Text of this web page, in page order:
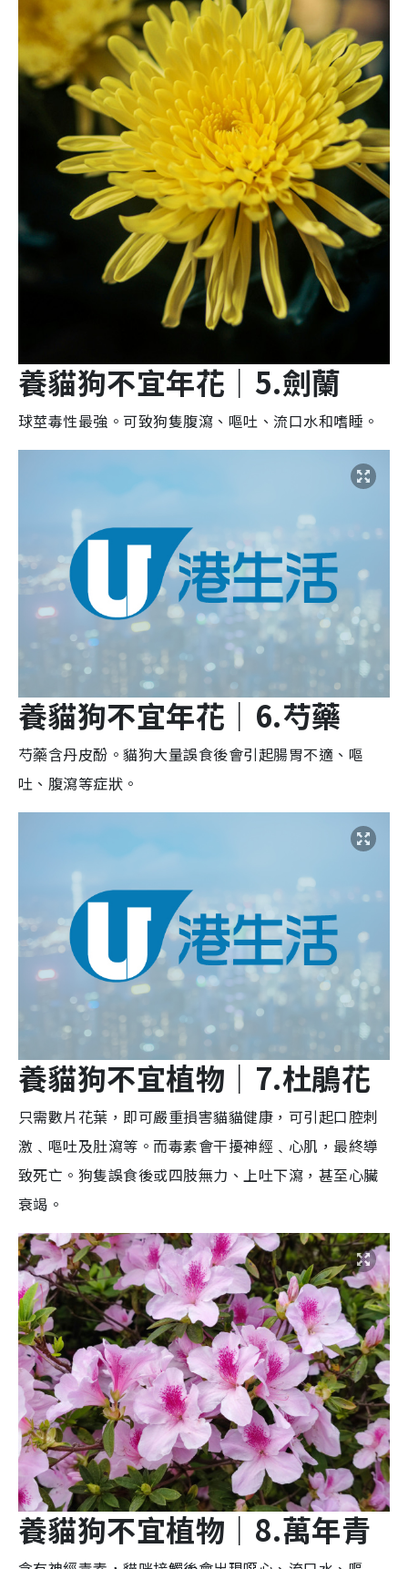
養貓狗不宜年花 ｜5.劍蘭
球莖毒性最強。可致狗隻腹瀉、嘔吐、流口水和嗜睡。
養貓狗不宜年花 ｜6.芍藥
芍藥含丹皮酚。貓狗大量誤食後會引起腸胃不適、嘔
吐、腹瀉等症狀。
養貓狗不宜植物 ｜7.杜鵑花
只需數片花葉，即可嚴重損害貓貓健康，可引起口腔刺
激﹑嘔吐及肚瀉等。而毒素會干擾神經﹑心肌，最終導
致死亡。狗隻誤食後或四肢無力、上吐下瀉，甚至心臟
衰竭。
養貓狗不宜植物 ｜8.萬年青